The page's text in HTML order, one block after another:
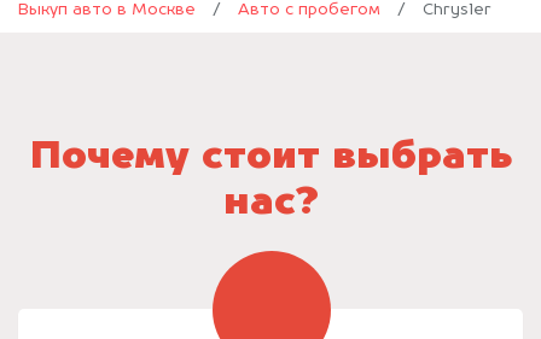
Выкуп авто в Москве / Авто с пробегом / Chrysler
Почему стоит выбрать
нас?